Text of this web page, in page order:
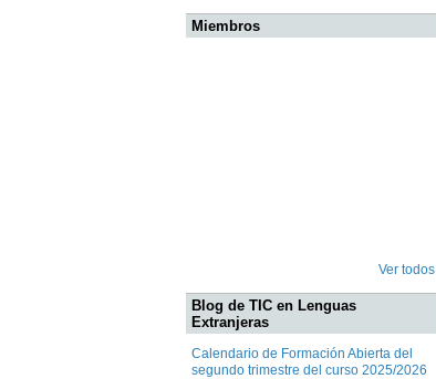
Miembros
Ver todos
Blog de TIC en Lenguas
Extranjeras
Calendario de Formación Abierta del
segundo trimestre del curso 2025/2026